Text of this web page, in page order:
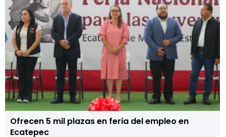
Ofrecen 5 mil plazas en feria del empleo en
Ecatepec